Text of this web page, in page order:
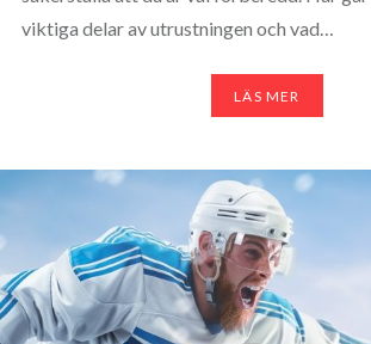
viktiga delar av utrustningen och vad…
LÄS MER